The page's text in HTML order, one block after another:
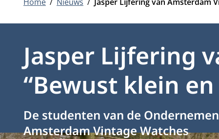
Jasper Lijfering
“Bewust klein
De studenten van de
Amsterdam Vintage Watches